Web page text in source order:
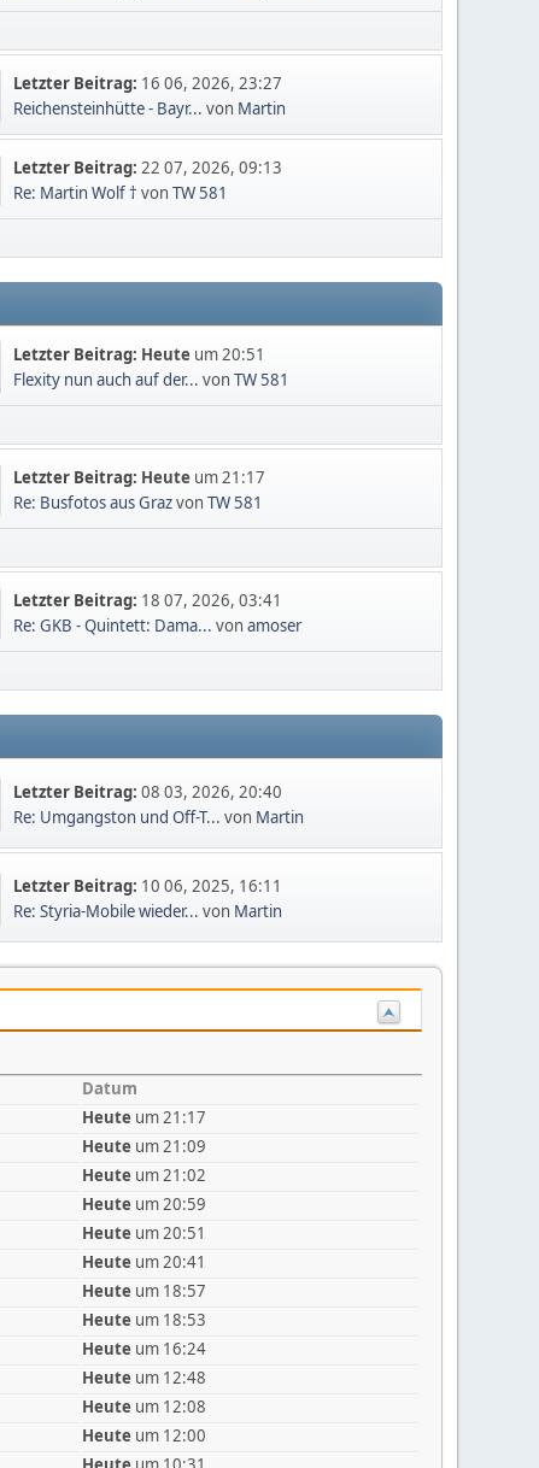
Letzter Beitrag: 16 06, 2026, 23:27
Reichensteinhütte - Bayr... von Martin
Letzter Beitrag:22 07, 2026, 09:13
Re: Martin Wolf † vonTW 581
Letzter Beitrag: Heute um 20:51
Flexity nun auch auf der... vonTW 581
Letzter Beitrag: Heute um 21:17
Re: Busfotos aus GrazvonTW 581
Letzter Beitrag: 18 07, 2026, 03:41
Re: GKB - Quintett: Dama... vonamoser
Letzter Beitrag:08 03, 2026, 20:40
Re: Umgangston und Off-T... von Martin
Letzter Beitrag: 10 06, 2025, 16:11
Re: Styria-Mobile wieder... von Martin
Datum
Heute um 21:17
Heute um 21:09
Heute um 21:02
Heute um 20:59
Heute um 20:51
Heute um 20:41
Heute um 18:57
Heute um 18:53
Heute um 16:24
Heute um 12:48
Heute um 12:08
Heute um 12:00